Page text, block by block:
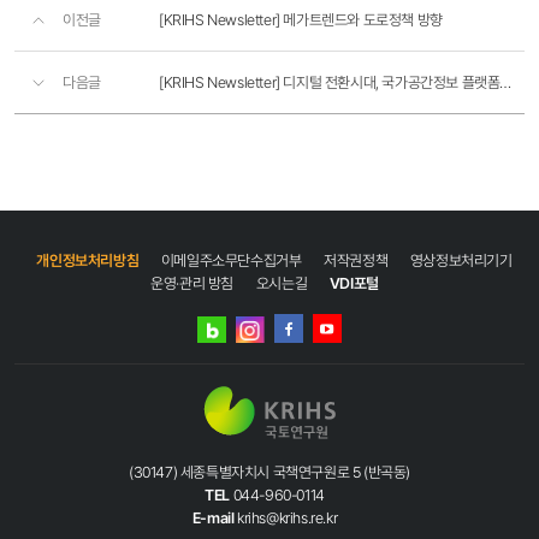
이전글 [KRIHS Newsletter] 메가트렌드와 도로정책 방향
다음글 [KRIHS Newsletter] 디지털 전환시대, 국가공간정보 플랫폼의 새로운 도약
개인정보처리방침 이메일주소무단수집거부 저작권정책
영상정보처리기기
운영·관리 방침
오시는길 VDI포털
네이버
인스타그램
(30147) 세종특별자치시 국책연구원로 5 (반곡동)
TEL 044-960-0114
E-mail krihs@krihs.re.kr